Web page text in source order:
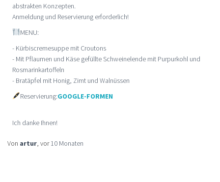
abstrakten Konzepten.
Anmeldung und Reservierung erforderlich!
MENU:
- Kürbiscremesuppe mit Croutons
- Mit Pflaumen und Käse gefüllte Schweinelende mit Purpurkohl und
Rosmarinkartoffeln
- Bratäpfel mit Honig, Zimt und Walnüssen
Reservierung:GOOGLE-FORMEN
Ich danke Ihnen!
Von artur, vor10 Monaten